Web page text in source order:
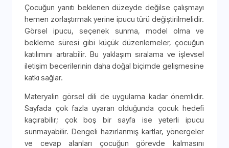
Çocuğun yanıtı beklenen düzeyde değilse çalışmayı
hemen zorlaştırmak yerine ipucu türü değiştirilmelidir.
Görsel ipucu, seçenek sunma, model olma ve
bekleme süresi gibi küçük düzenlemeler, çocuğun
katılımını artırabilir. Bu yaklaşım sıralama ve işlevsel
iletişim becerilerinin daha doğal biçimde gelişmesine
katkı sağlar.
Materyalin görsel dili de uygulama kadar önemlidir.
Sayfada çok fazla uyaran olduğunda çocuk hedefi
kaçırabilir; çok boş bir sayfa ise yeterli ipucu
sunmayabilir. Dengeli hazırlanmış kartlar, yönergeler
ve cevap alanları çocuğun görevde kalmasını